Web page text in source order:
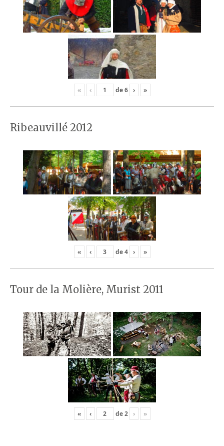
« ‹ de6 › »
Ribeauvillé 2012
« ‹ de4 › »
Tour de la Molière, Murist 2011
« ‹ de2 › »